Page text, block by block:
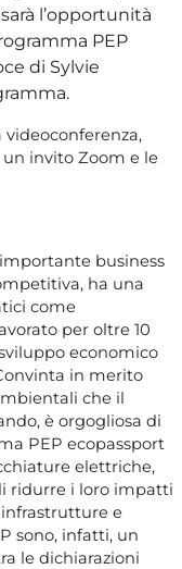
l’opportunità
PEP
di Sylvie
un invito Zoom e le
business
ha una
come
per oltre 10
economico
in merito
che il
è orgogliosa di
PEP ecopassport
elettriche,
ridurre i loro impatti
e
sono, infatti, un
le dichiarazioni